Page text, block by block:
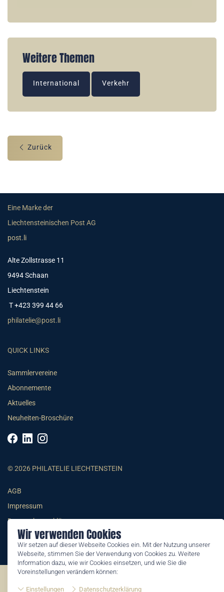
Wir verwenden Cookies
Wir setzen auf dieser Webseite Cookies ein. Mit der Nutzung unserer
Webseite, stimmen Sie der Verwendung von Cookies zu. Weitere
Information dazu, wie wir Cookies einsetzen, und wie Sie die
Voreinstellungen verändern können:
Einstellungen Datenschutzerklärung
Weitere Themen
International Verkehr
Zurück
Eine Marke der
Liechtensteinischen Post AG
post.li
Alte Zollstrasse 11
9494 Schaan
Liechtenstein
T +423 399 44 66
philatelie@post.li
QUICK LINKS
Sammlervereine
Abonnemente
Aktuelles
Neuheiten-Broschüre
© 2026 PHILATELIE LIECHTENSTEIN
AGB
Impressum
Datenschutzerklärung